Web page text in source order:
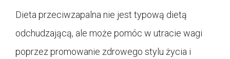
Dieta przeciwzapalna nie jest typową dietą
odchudzającą, ale może pomóc w utracie wagi
poprzez promowanie zdrowego stylu życia i